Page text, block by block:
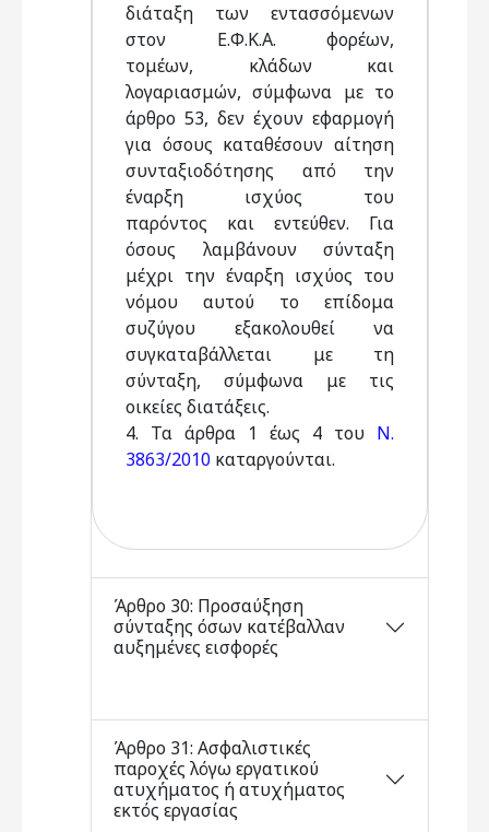
διάταξη των εντασσόμενων
στον Ε.Φ.Κ.Α. φορέων,
τομέων, κλάδων και
λογαριασμών, σύμφωνα με το
άρθρο 53, δεν έχουν εφαρμογή
για όσους καταθέσουν αίτηση
συνταξιοδότησης από την
έναρξη ισχύος του
παρόντος και εντεύθεν. Για
όσους λαμβάνουν σύνταξη
μέχρι την έναρξη ισχύος του
νόμου αυτού το επίδομα
συζύγου εξακολουθεί να
συγκαταβάλλεται με τη
σύνταξη, σύμφωνα με τις
οικείες διατάξεις.
4. Τα άρθρα 1 έως 4 του Ν.
3863/2010 καταργούνται.
Άρθρο 30: Προσαύξηση
σύνταξης όσων κατέβαλλαν
αυξημένες εισφορές
Άρθρο 31: Ασφαλιστικές
παροχές λόγω εργατικού
ατυχήματος ή ατυχήματος
εκτός εργασίας